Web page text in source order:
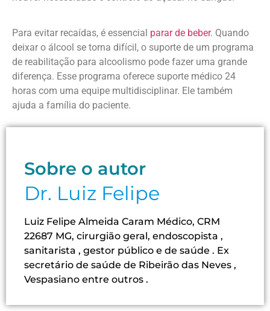
Para evitar recaídas, é essencial parar de beber. Quando
deixar o álcool se torna difícil, o suporte de um programa
de reabilitação para alcoolismo pode fazer uma grande
diferença. Esse programa oferece suporte médico 24
horas com uma equipe multidisciplinar. Ele também
ajuda a família do paciente.
Sobre o autor
Dr. Luiz Felipe
Luiz Felipe Almeida Caram Médico, CRM
22687 MG, cirurgião geral, endoscopista ,
sanitarista , gestor público e de saúde . Ex
secretário de saúde de Ribeirão das Neves ,
Vespasiano entre outros .